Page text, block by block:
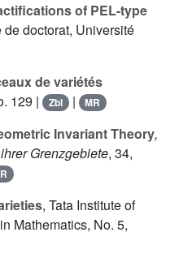
of PEL-type
de doctorat, Université
de variétés
129 | Zbl | MR
Invariant Theory,
Grenzgebiete, 34,
, Tata Institute of
Mathematics, No. 5,